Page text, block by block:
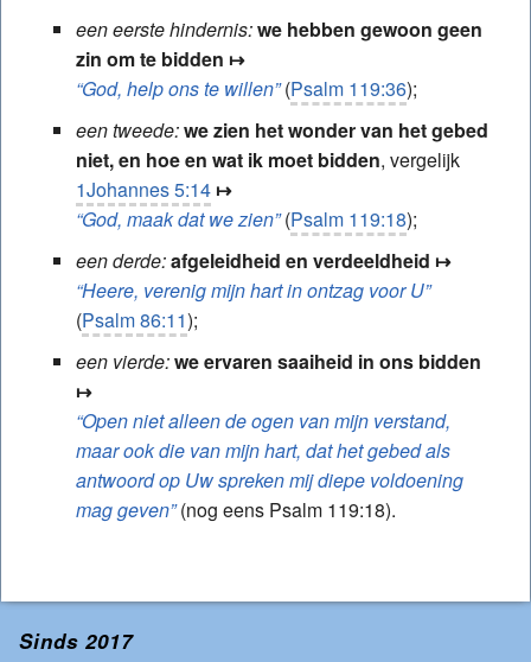
een eerste hindernis:we hebben gewoon geen
zin om te bidden ↦
“God, help ons te willen”(Psalm 119:36);
een tweede:we zien het wonder van het gebed
niet, en hoe en wat ik moet bidden, vergelijk
1Johannes 5:14 ↦
“God, maak dat we zien”(Psalm 119:18);
een derde:afgeleidheid en verdeeldheid ↦
“Heere, verenig mijn hart in ontzag voor U”
(Psalm 86:11);
een vierde:we ervaren saaiheid in ons bidden
↦
“Open niet alleen de ogen van mijn verstand,
maar ook die van mijn hart, dat het gebed als
antwoord op Uw spreken mij diepe voldoening
mag geven”(nog eens Psalm 119:18).
Sinds 2017